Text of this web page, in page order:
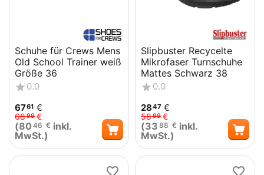
Schuhe für Crews Mens
Old School Trainer weiß
Größe 36
0.0
6761 €
6899 €
(80 46 € inkl.
MwSt.)
Slipbuster Recycelte
Mikrofaser Turnschuhe
Mattes Schwarz 38
0.0
2847 €
5899 €
(33 88 € inkl.
MwSt.)